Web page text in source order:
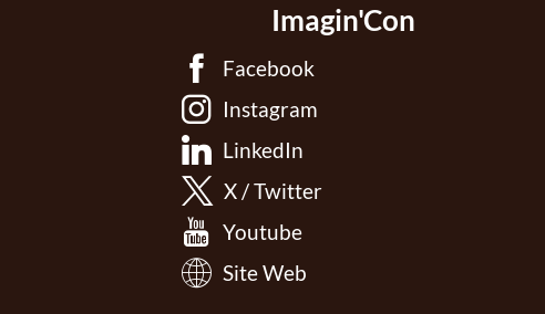
Imagin'Con
Facebook
Instagram
LinkedIn
X / Twitter
Youtube
Site Web